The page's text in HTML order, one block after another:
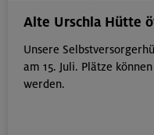
München
19.08.26
Alte Urschla Hütte
Unsere
am 15. Juli. Plätze
werden.